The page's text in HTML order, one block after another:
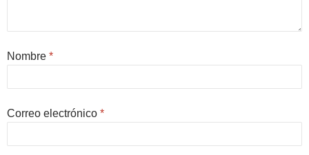
Nombre *
Correo electrónico *